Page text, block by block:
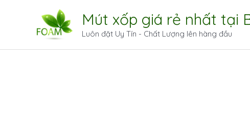
Mút xốp giá rẻ nhất tại
Luôn đặt Uy Tín - Chất Lượng lên hàng đầu